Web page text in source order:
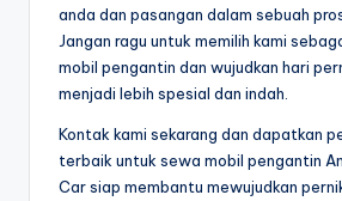
anda dan pasangan dalam sebuah
Jangan ragu untuk memilih kami
mobil pengantin dan wujudkan hari
menjadi lebih spesial dan indah.
Kontak kami sekarang dan dapatkan
terbaik untuk sewa mobil pengantin
Car siap membantu mewujudkan